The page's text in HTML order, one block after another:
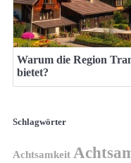
Warum die Region
bietet?
Schlagwörter
Achtsamkeit